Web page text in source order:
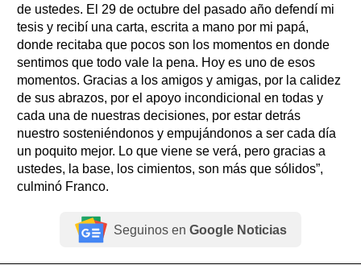
de ustedes. El 29 de octubre del pasado año defendí mi
tesis y recibí una carta, escrita a mano por mi papá,
donde recitaba que pocos son los momentos en donde
sentimos que todo vale la pena. Hoy es uno de esos
momentos. Gracias a los amigos y amigas, por la calidez
de sus abrazos, por el apoyo incondicional en todas y
cada una de nuestras decisiones, por estar detrás
nuestro sosteniéndonos y empujándonos a ser cada día
un poquito mejor. Lo que viene se verá, pero gracias a
ustedes, la base, los cimientos, son más que sólidos”,
culminó Franco.
Seguinos en Google Noticias